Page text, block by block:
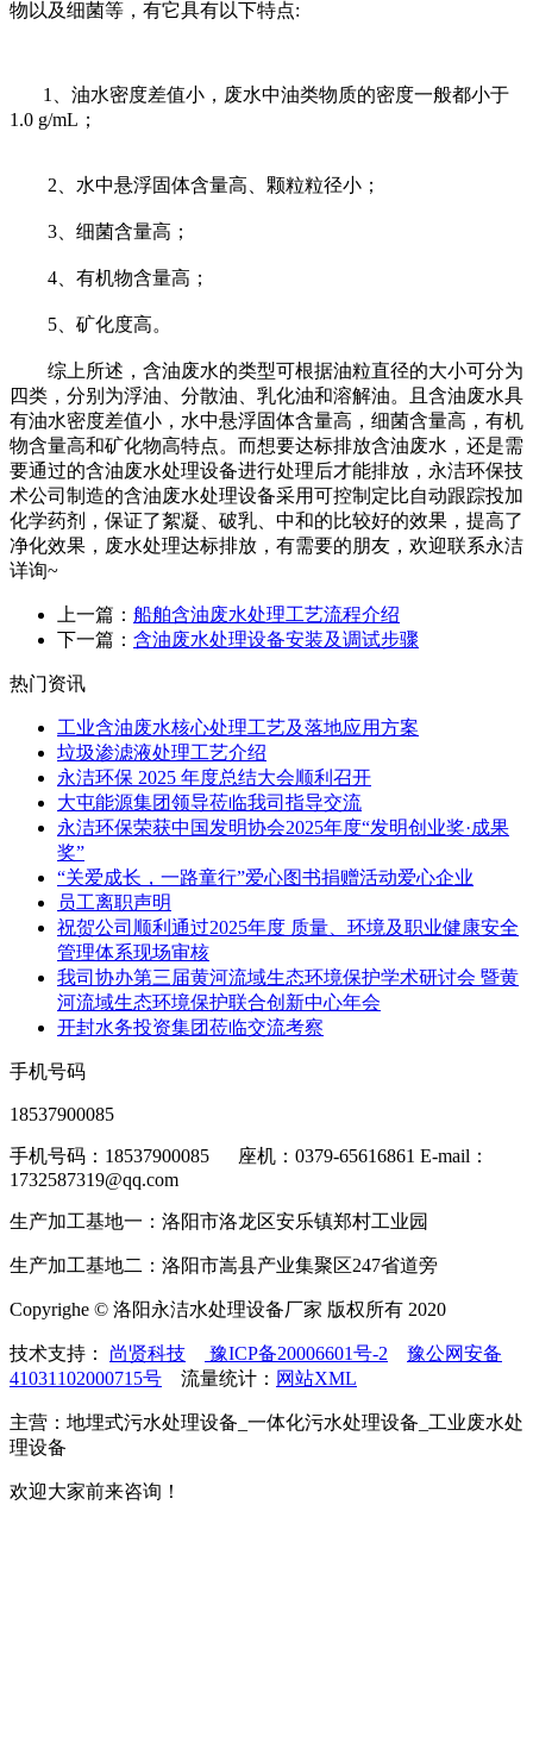
物以及细菌等，有它具有以下特点:
1、油水密度差值小，废水中油类物质的密度一般都小于
1.0 g/mL；
2、水中悬浮固体含量高、颗粒粒径小；
3、细菌含量高；
4、有机物含量高；
5、矿化度高。
综上所述，含油废水的类型可根据油粒直径的大小可分为
四类，分别为浮油、分散油、乳化油和溶解油。且含油废水具
有油水密度差值小，水中悬浮固体含量高，细菌含量高，有机
物含量高和矿化物高特点。而想要达标排放含油废水，还是需
要通过的含油废水处理设备进行处理后才能排放，永洁环保技
术公司制造的含油废水处理设备采用可控制定比自动跟踪投加
化学药剂，保证了絮凝、破乳、中和的比较好的效果，提高了
净化效果，废水处理达标排放，有需要的朋友，欢迎联系永洁
详询~
上一篇： 船舶含油废水处理工艺流程介绍
下一篇： 含油废水处理设备安装及调试步骤
热门资讯
工业含油废水核心处理工艺及落地应用方案
垃圾渗滤液处理工艺介绍
永洁环保 2025 年度总结大会顺利召开
大屯能源集团领导莅临我司指导交流
永洁环保荣获中国发明协会2025年度“发明创业奖·成果
奖”
“关爱成长，一路童行”爱心图书捐赠活动爱心企业
员工离职声明
祝贺公司顺利通过2025年度 质量、环境及职业健康安全
管理体系现场审核
我司协办第三届黄河流域生态环境保护学术研讨会 暨黄
河流域生态环境保护联合创新中心年会
开封水务投资集团莅临交流考察
手机号码
18537900085
手机号码：18537900085 座机：0379-65616861 E-mail：
1732587319@qq.com
生产加工基地一：洛阳市洛龙区安乐镇郑村工业园
生产加工基地二：洛阳市嵩县产业集聚区247省道旁
Copyrighe © 洛阳永洁水处理设备厂家 版权所有 2020
技术支持： 尚贤科技 豫ICP备20006601号-2
豫公网安备
41031102000715号 流量统计： 网站XML
主营：地埋式污水处理设备_一体化污水处理设备_工业废水处
理设备
欢迎大家前来咨询！